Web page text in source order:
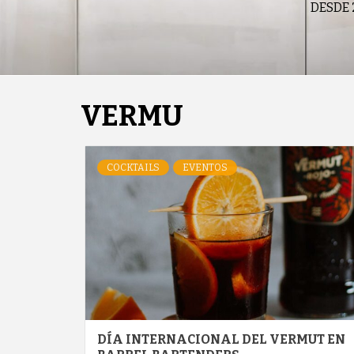
DESDE
VERMU
COCKTAILS EVENTOS
DÍA INTERNACIONAL DEL VERMUT EN